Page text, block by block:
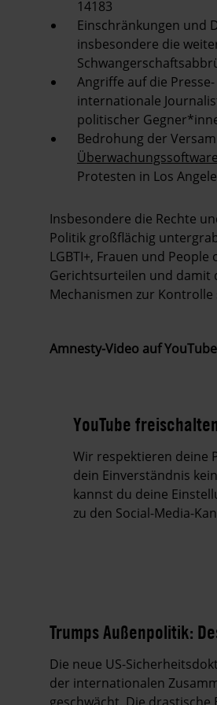
14183
Einschränkungen und
insbesondere die
Angriffe auf die
internationale
politischer
Bedrohung der
Überwachungssoftware
Protesten in Los
Insbesondere die Rechte
Politik großflächig
LGBTI+, Frauen und
Gerichtsurteilen und damit
Mechanismen zur
Amnesty-Video auf
YouTube freischalten
Wir respektieren deine
dein Einverständnis
kannst du deine
zu den Social-Media-
Trumps Außenpolitik:
Die neue US-
der internationalen